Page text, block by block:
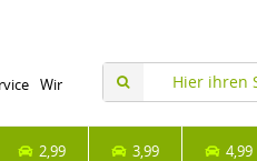
Wir
2,99 3,99 4,99